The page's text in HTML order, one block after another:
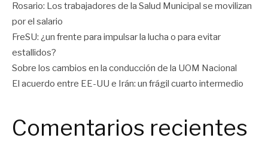
Rosario: Los trabajadores de la Salud Municipal se movilizan
por el salario
FreSU: ¿un frente para impulsar la lucha o para evitar
estallidos?
Sobre los cambios en la conducción de la UOM Nacional
El acuerdo entre EE-UU e Irán: un frágil cuarto intermedio
Comentarios recientes